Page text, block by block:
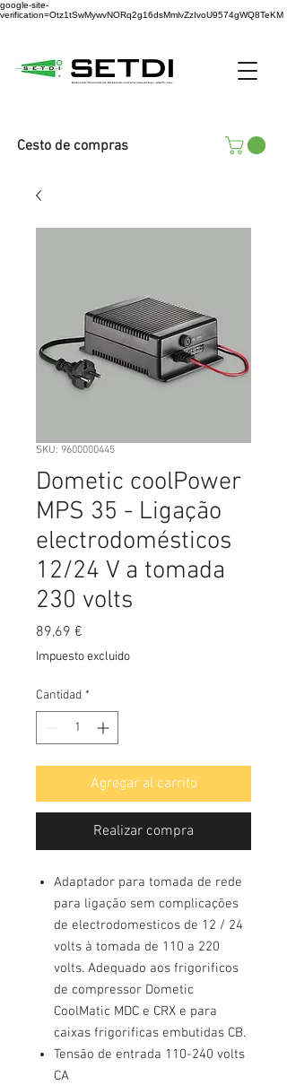
google-site-
verification=Otz1tSwMywvNORq2g16dsMmlvZzIvoU9574gWQ8TeKM
Cesto de compras
SKU: 9600000445
Dometic coolPower
MPS 35 - Ligação
electrodomésticos
12/24 V a tomada
230 volts
89,69 €
Impuesto excluido
Cantidad *
Agregar al carrito
Realizar compra
Adaptador para tomada de rede
para ligação sem complicações
de electrodomesticos de 12 / 24
volts à tomada de 110 a 220
volts. Adequado aos frigorificos
de compressor Dometic
CoolMatic MDC e CRX e para
caixas frigorificas embutidas CB.
Tensão de entrada 110-240 volts
CA